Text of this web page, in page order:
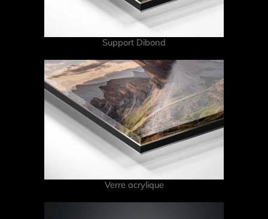
Support Dibond
Verre acrylique